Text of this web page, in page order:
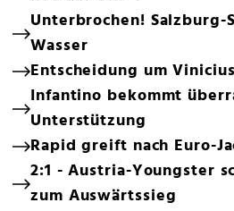
Unterbrochen!
Wasser
Entscheidung um
Infantino bekommt
Unterstützung
Rapid greift nach Euro-
2:1 - Austria-Youngster
zum Auswärtssieg